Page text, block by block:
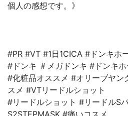
個人の感想です。》
#PR #VT #1日1CICA #ドンキホ
#ドンキ ＃メガドンキ #ドンキホ
#化粧品オススメ #オリーブヤン
スメ #VTリードルショット
#リードルショット #リードルS
S2STEPMASK #痛いコスメ